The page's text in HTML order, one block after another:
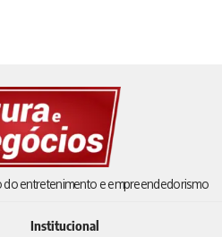
entretenimento e empreendedorismo
Institucional